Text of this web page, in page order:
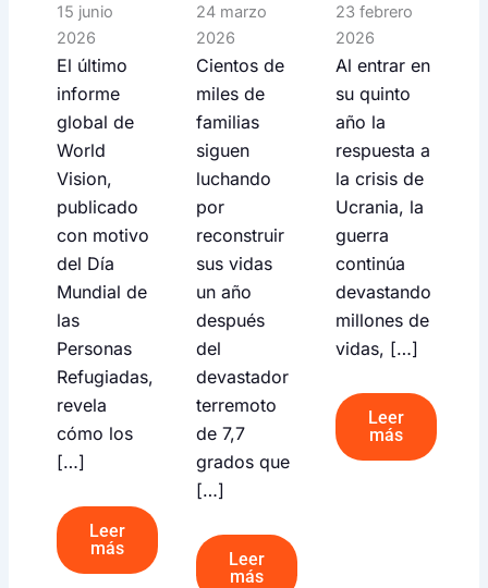
15 junio
2026
El último
informe
global de
World
Vision,
publicado
con motivo
del Día
Mundial de
las
Personas
Refugiadas,
revela
cómo los
[…]
Leer
más
24 marzo
2026
Cientos de
miles de
familias
siguen
luchando
por
reconstruir
sus vidas
un año
después
del
devastador
terremoto
de 7,7
grados que
[…]
Leer
más
23 febrero
2026
Al entrar en
su quinto
año la
respuesta a
la crisis de
Ucrania, la
guerra
continúa
devastando
millones de
vidas, […]
Leer
más